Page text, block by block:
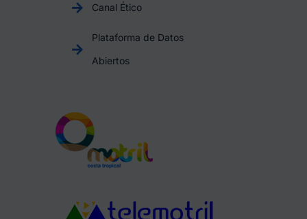
Canal Ético
Plataforma de Datos
Abiertos